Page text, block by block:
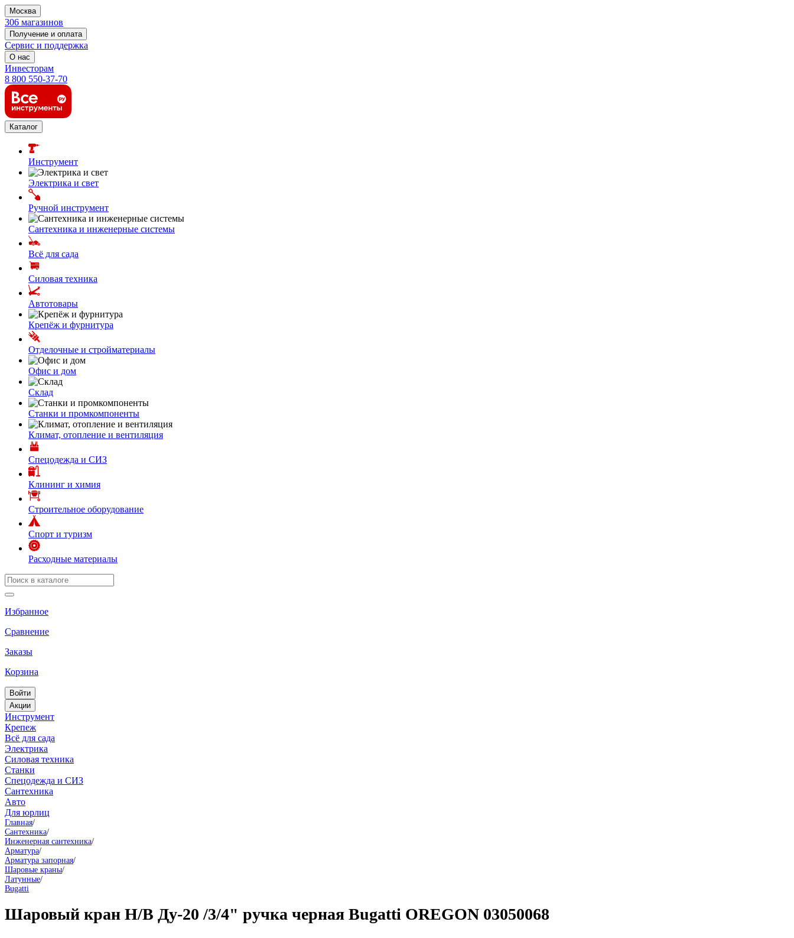
Москва
306 магазинов
Получение и оплата
Сервис и поддержка
О нас
Инвесторам
8 800 550-37-70
Каталог
Инструмент
Электрика и свет
Ручной инструмент
Сантехника и инженерные системы
Всё для сада
Силовая техника
Автотовары
Крепёж и фурнитура
Отделочные и стройматериалы
Офис и дом
Склад
Станки и промкомпоненты
Климат, отопление и вентиляция
Спецодежда и СИЗ
Клининг и химия
Строительное оборудование
Спорт и туризм
Расходные материалы
Избранное
Сравнение
Заказы
Корзина
Войти
Акции
Инструмент
Крепеж
Всё для сада
Электрика
Силовая техника
Станки
Спецодежда и СИЗ
Сантехника
Авто
Для юрлиц
Главная/
Сантехника/
Инженерная сантехника/
Арматура/
Арматура запорная/
Шаровые краны/
Латунные/
Bugatti
Шаровый кран Н/В Ду-20 /3/4" ручка черная Bugatti OREGON 03050068